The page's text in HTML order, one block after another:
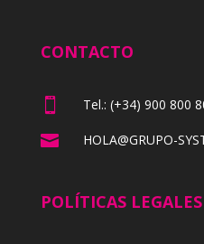
CONTACTO
 Tel.: (+34) 900 800
 HOLA@GRUPO-
POLÍTICAS LEGALES